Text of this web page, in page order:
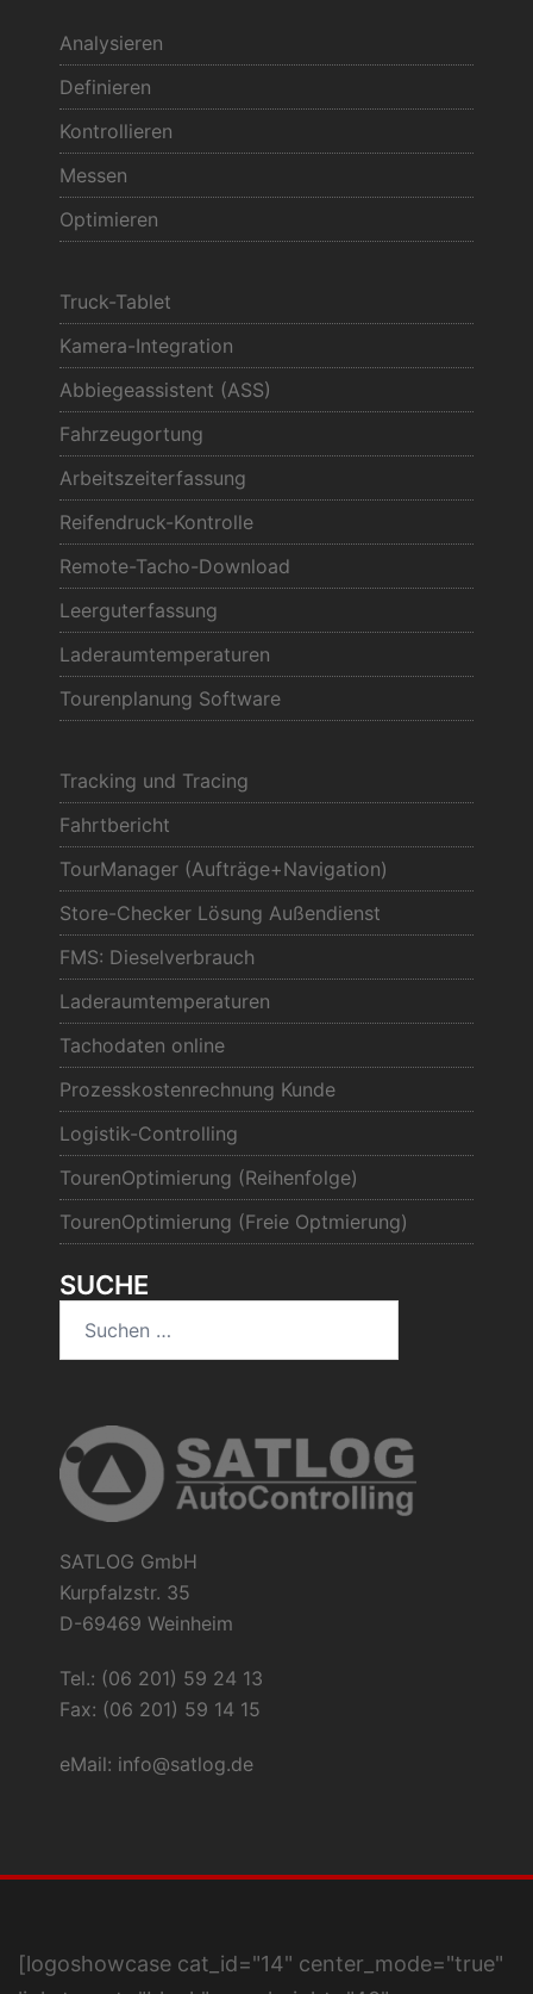
Analysieren
Definieren
Kontrollieren
Messen
Optimieren
Truck-Tablet
Kamera-Integration
Abbiegeassistent (ASS)
Fahrzeugortung
Arbeitszeiterfassung
Reifendruck-Kontrolle
Remote-Tacho-Download
Leerguterfassung
Laderaumtemperaturen
Tourenplanung Software
Tracking und Tracing
Fahrtbericht
TourManager (Aufträge+Navigation)
Store-Checker Lösung Außendienst
FMS: Dieselverbrauch
Laderaumtemperaturen
Tachodaten online
Prozesskostenrechnung Kunde
Logistik-Controlling
TourenOptimierung (Reihenfolge)
TourenOptimierung (Freie Optmierung)
SUCHE
nach:
SATLOG GmbH
Kurpfalzstr. 35
D-69469 Weinheim
Tel.: (06 201) 59 24 13
Fax: (06 201) 59 14 15
eMail: info@satlog.de
[logoshowcase cat_id="14" center_mode="true"